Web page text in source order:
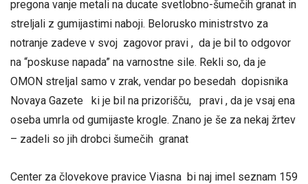
pregona vanje metali na ducate svetlobno-šumečih granat in
streljali z gumijastimi naboji. Belorusko ministrstvo za
notranje zadeve v svoj zagovor pravi , da je bil to odgovor
na “poskuse napada” na varnostne sile. Rekli so, da je
OMON streljal samo v zrak, vendar po besedah dopisnika
Novaya Gazete ki je bil na prizorišču, pravi , da je vsaj ena
oseba umrla od gumijaste krogle. Znano je še za nekaj žrtev
– zadeli so jih drobci šumečih granat
Center za človekove pravice Viasna bi naj imel seznam 159